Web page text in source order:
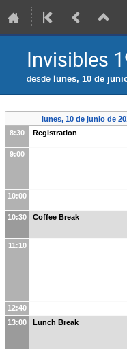
Invisibles
desde lunes, 10 de
lunes, 10 de junio de
8:30
Registration
9:00
10:00
10:30 Coffee Break
11:10
12:40
13:00
Lunch Break